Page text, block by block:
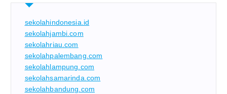
sekolahindonesia.id
sekolahjambi.com
sekolahriau.com
sekolahpalembang.com
sekolahlampung.com
sekolahsamarinda.com
sekolahbandung.com